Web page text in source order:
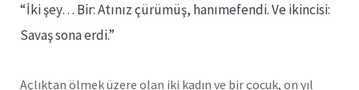
“İki şey… Bir: Atınız çürümüş, hanımefendi. Ve ikincisi:
Savaş sona erdi.”
Açlıktan ölmek üzere olan iki kadın ve bir çocuk, on yıl